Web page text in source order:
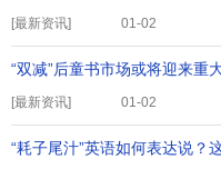
[最新资讯] 01-02
[最新资讯]
“双减”后童书市场或将迎来重
01-02
“耗子尾汁”英语如何表达说？